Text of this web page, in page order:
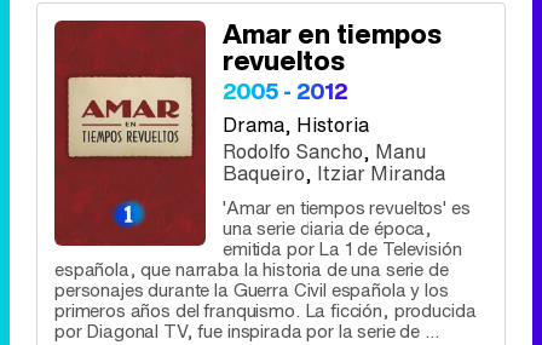
Amar en tiempos
revueltos
2005 - 2012
Drama, Historia
Rodolfo Sancho, Manu
Baqueiro, Itziar Miranda
'Amar en tiempos revueltos' es
una serie diaria de época,
emitida por La 1 de Televisión
española, que narraba la historia de una serie de
personajes durante la Guerra Civil española y los
primeros años del franquismo. La ficción, producida
por Diagonal TV, fue inspirada por la serie de ...